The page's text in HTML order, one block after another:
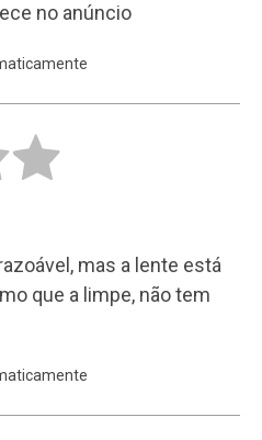
no anúncio
mas a lente está
que a limpe, não tem